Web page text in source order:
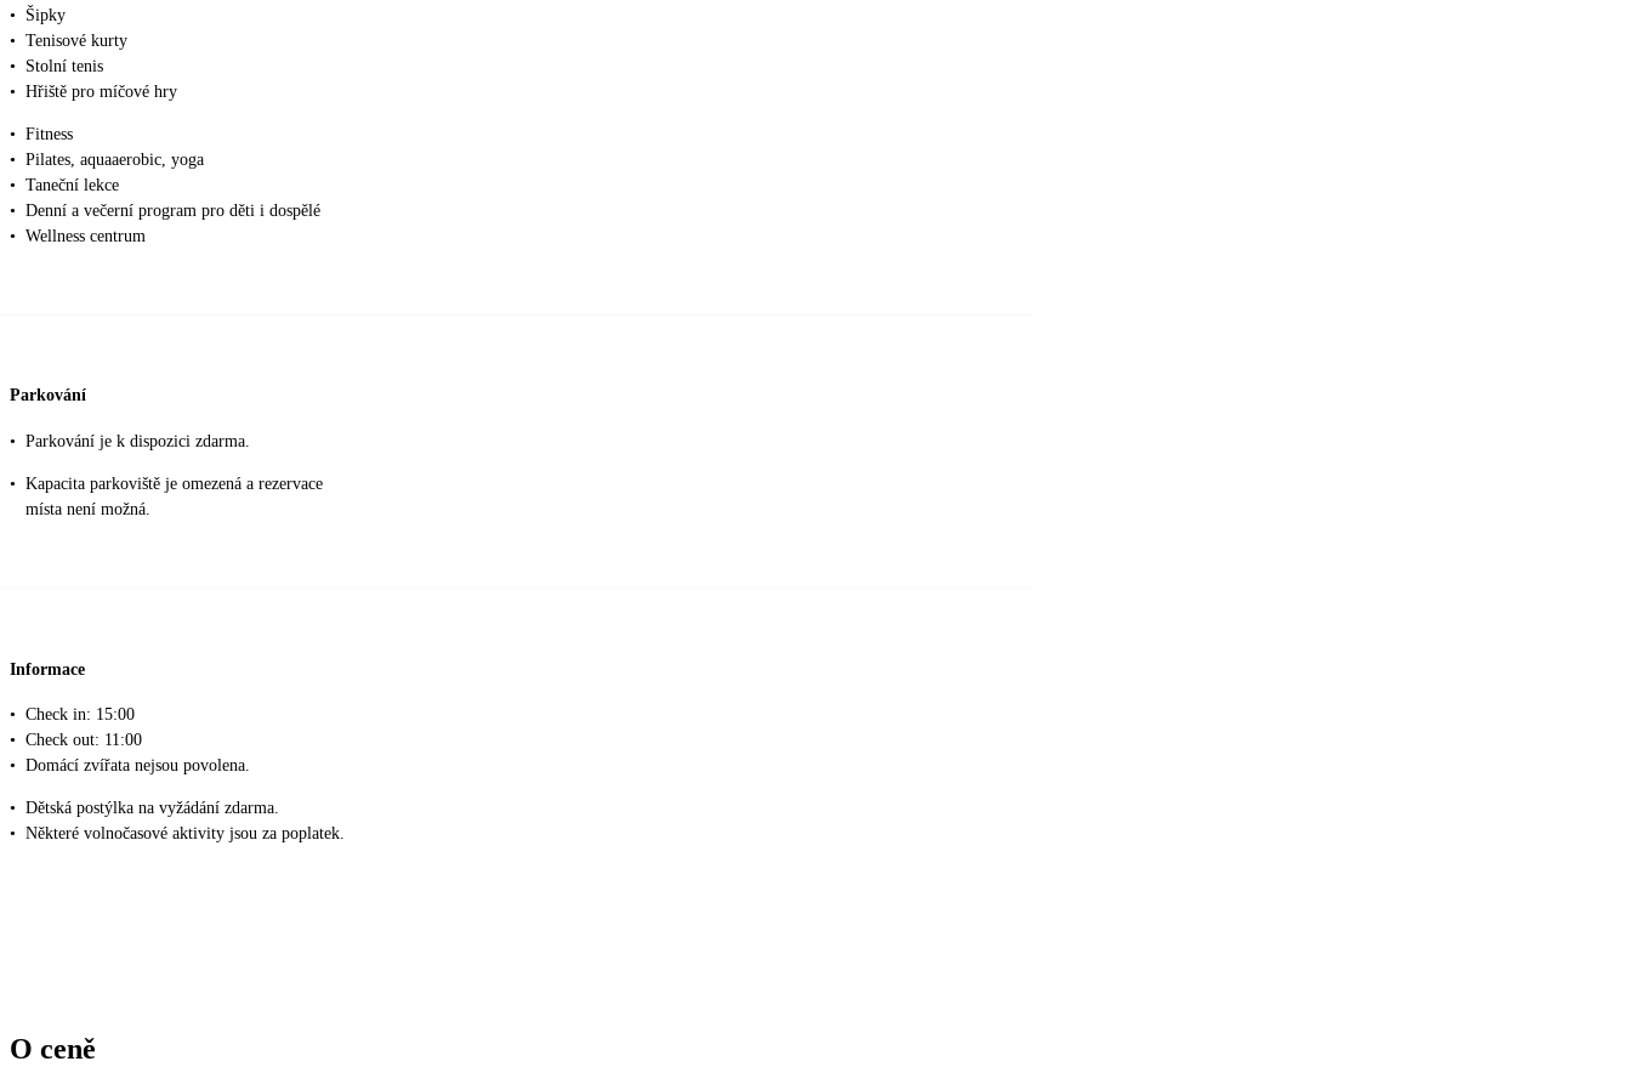
•
Šipky
• Tenisové kurty
•
Stolní tenis
• Hřiště pro míčové hry
• Fitness
• Pilates, aquaaerobic, yoga
• Taneční lekce
• Denní a večerní program pro děti i dospělé
• Wellness centrum
Parkování
• Parkování je k dispozici zdarma.
• Kapacita parkoviště je omezená a rezervace
místa není možná.
Informace
• Check in: 15:00
• Check out: 11:00
• Domácí zvířata nejsou povolena.
• Dětská postýlka na vyžádání zdarma.
• Některé volnočasové aktivity jsou za poplatek.
O ceně